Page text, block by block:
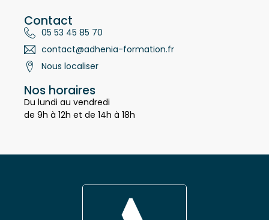
Contact
05 53 45 85 70
contact@adhenia-formation.fr
Nous localiser
Nos horaires
Du lundi au vendredi
de 9h à 12h et de 14h à 18h